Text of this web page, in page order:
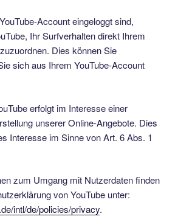
Account eingeloggt sind,
Ihr Surfverhalten direkt Ihrem
Dies können Sie
sich aus Ihrem YouTube-Account
erfolgt im Interesse einer
unserer Online-Angebote. Dies
Interesse im Sinne von Art. 6 Abs. 1
zum Umgang mit Nutzerdaten finden
von YouTube unter:
intl/de/policies/privacy.